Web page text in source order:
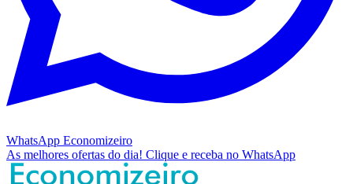
WhatsApp Economizeiro
As melhores ofertas do dia! Clique e receba no WhatsApp